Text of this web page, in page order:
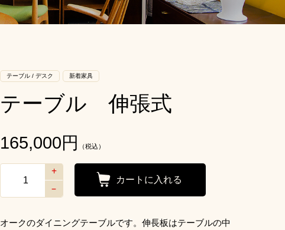
テーブル / デスク 新着家具
テーブル 伸張式
165,000円 （税込）
–
+
オークのダイニングテーブルです。 伸長板はテーブルの中